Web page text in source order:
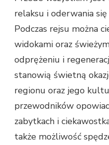
relaksu i oderwania
Podczas rejsu można
widokami oraz
odprężeniu i
stanowią świetną
regionu oraz jego
przewodników
zabytkach i
także możliwość